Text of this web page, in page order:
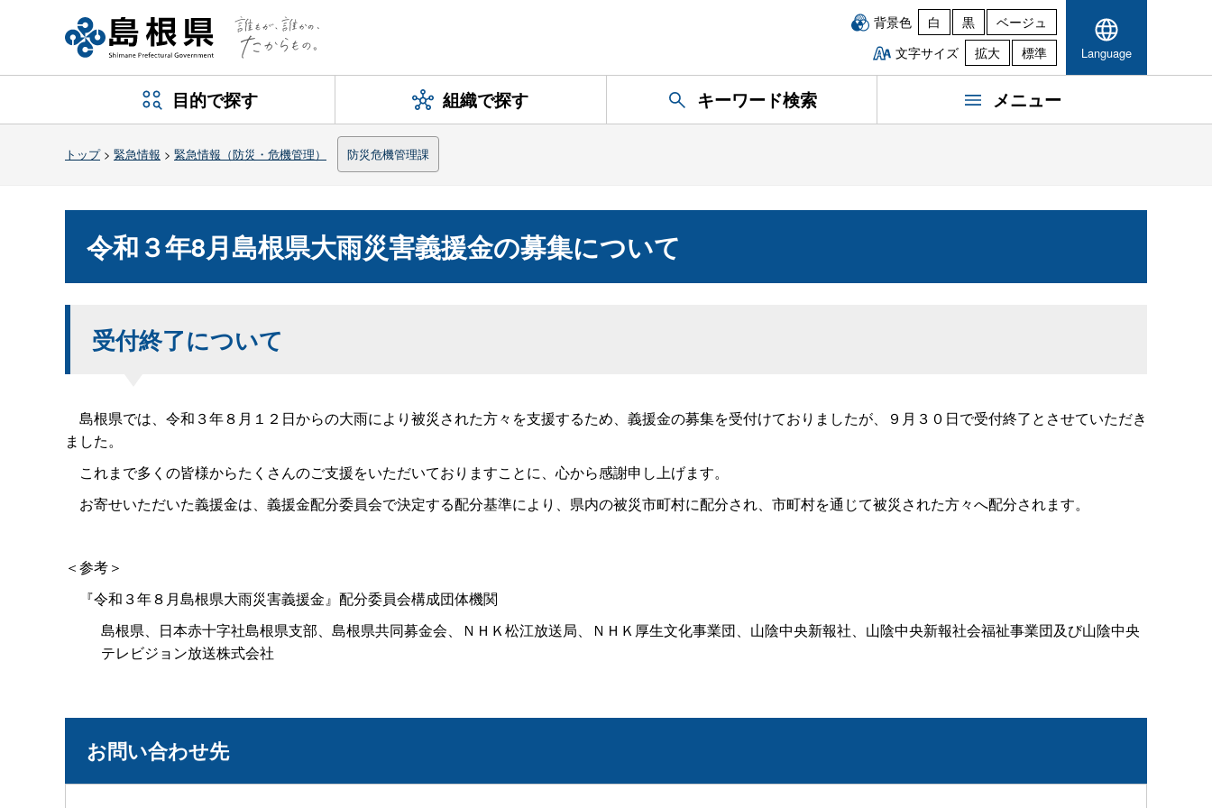
背景色 白 黒
ベージュ
文字サイズ
拡大 標準 Language
目的で探す 組織で探す キーワード検索 メニュー
トップ> 緊急情報 > 緊急情報（防災・危機管理） 防災危機管理課
令和３年8月島根県大雨災害義援金の募集について
受付終了について
島根県では、令和３年８月１２日からの大雨により被災された方々 を支援するため、義援金の募集を受付けておりましたが、９月３０日で受付終了とさせていただき
ました。
これまで多くの皆様からたくさんのご支援をいただいておりますことに、心から感謝申し上げます。
お寄せいただいた義援金は、義援金配分委員会で決定する配分基準により、県内の被災市町村に配分され、市町村を通じて被災された方々へ配分されます。
＜参考＞
『令和３年８月島根県大雨災害義援金』配分委員会構成団体機関
島根県、日本赤十字社島根県支部、島根県共同募金会、ＮＨＫ松江放送局、ＮＨＫ厚生文化事業団、山陰中央新報社、山陰中央新報社会福祉事業団及び山陰中央
テレビジョン放送株式会社
お問い合わせ先